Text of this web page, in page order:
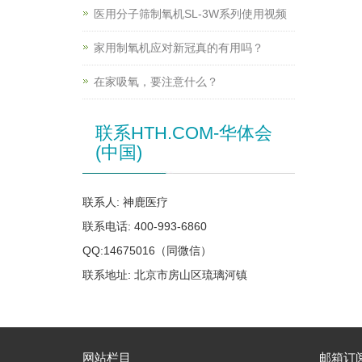
医用分子筛制氧机SL-3W系列使用视频
家用制氧机应对新冠真的有用吗？
在家吸氧，要注意什么？
联系HTH.COM-华体会
(中国)
联系人: 神鹿医疗
联系电话: 400-993-6860
QQ:14675016（同微信）
联系地址: 北京市房山区琉璃河镇
网站栏目 邮箱订